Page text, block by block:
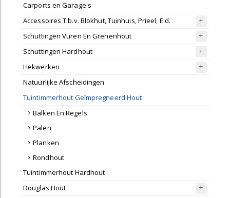
Carports en Garage's
Accessoires T.b.v. Blokhut, Tuinhuis, Prieel, E.d.
Schuttingen Vuren En Grenenhout
Schuttingen Hardhout
Hekwerken
Natuurlijke Afscheidingen
Tuintimmerhout Geïmpregneerd Hout
Balken En Regels
Palen
Planken
Rondhout
Tuintimmerhout Hardhout
Douglas Hout